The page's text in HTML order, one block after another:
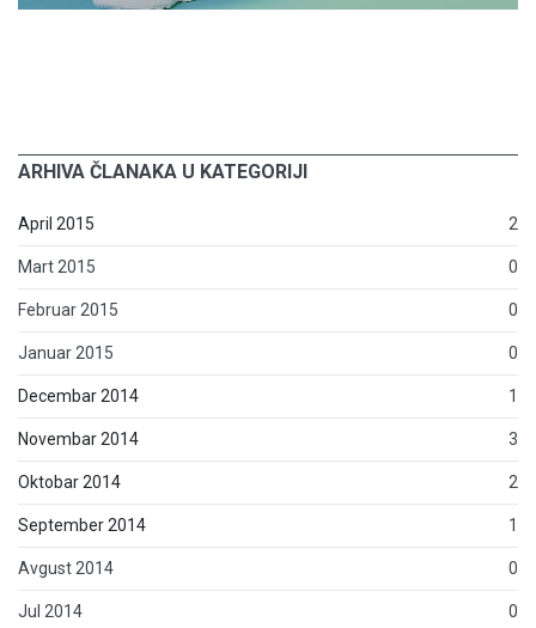
ARHIVA ČLANAKA U KATEGORIJI
April 2015 2
Mart 2015 0
Februar 2015 0
Januar 2015 0
Decembar 2014 1
Novembar 2014 3
Oktobar 2014 2
September 2014 1
Avgust 2014 0
Jul 2014 0